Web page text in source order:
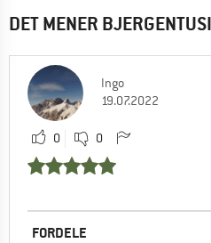
DET MENER
Ingo
19.07.2022
0 0
FORDELE